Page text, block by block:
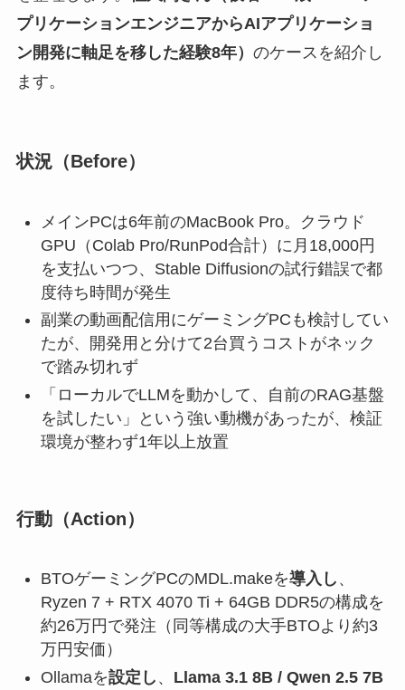
プリケーションエンジニアからAIアプリケーショ
ン開発に軸足を移した経験8年） のケースを紹介し
ます。
状況（Before）
メインPCは6年前のMacBook Pro。クラウド
GPU（Colab Pro/RunPod合計）に月18,000円
を支払いつつ、Stable Diffusionの試行錯誤で都
度待ち時間が発生
副業の動画配信用にゲーミングPCも検討してい
たが、開発用と分けて2台買うコストがネック
で踏み切れず
「ローカルでLLMを動かして、自前のRAG基盤
を試したい」という強い動機があったが、検証
環境が整わず1年以上放置
行動（Action）
BTOゲーミングPCのMDL.makeを導入し 、
Ryzen 7 + RTX 4070 Ti + 64GB DDR5の構成を
約26万円で発注（同等構成の大手BTOより約3
万円安価）
Ollamaを設定し 、 Llama 3.1 8B / Qwen 2.5 7B